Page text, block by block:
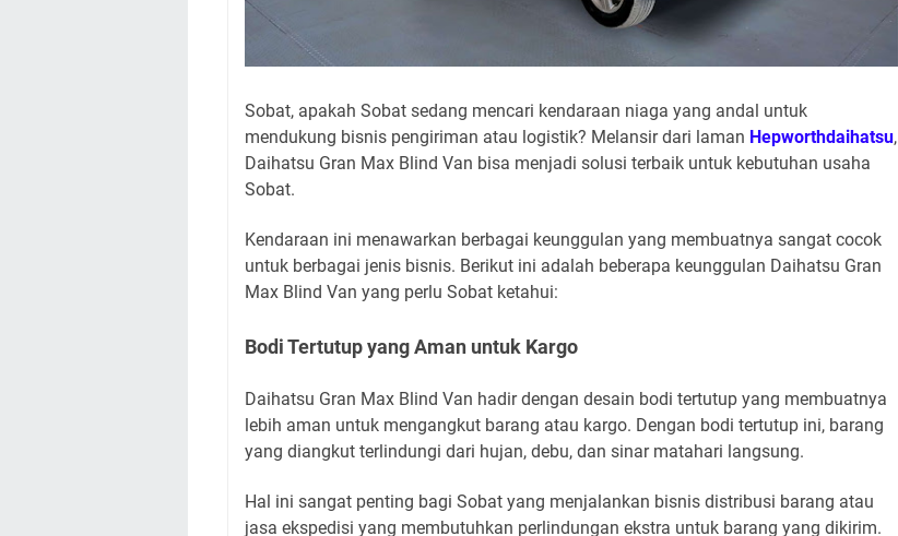
Sobat, apakah Sobat sedang mencari kendaraan niaga yang andal untuk
mendukung bisnis pengiriman atau logistik? Melansir dari laman Hepworthdaihatsu,
Daihatsu Gran Max Blind Van bisa menjadi solusi terbaik untuk kebutuhan usaha
Sobat.
Kendaraan ini menawarkan berbagai keunggulan yang membuatnya sangat cocok
untuk berbagai jenis bisnis. Berikut ini adalah beberapa keunggulan Daihatsu Gran
Max Blind Van yang perlu Sobat ketahui:
Bodi Tertutup yang Aman untuk Kargo
Daihatsu Gran Max Blind Van hadir dengan desain bodi tertutup yang membuatnya
lebih aman untuk mengangkut barang atau kargo. Dengan bodi tertutup ini, barang
yang diangkut terlindungi dari hujan, debu, dan sinar matahari langsung.
Hal ini sangat penting bagi Sobat yang menjalankan bisnis distribusi barang atau
jasa ekspedisi yang membutuhkan perlindungan ekstra untuk barang yang dikirim.